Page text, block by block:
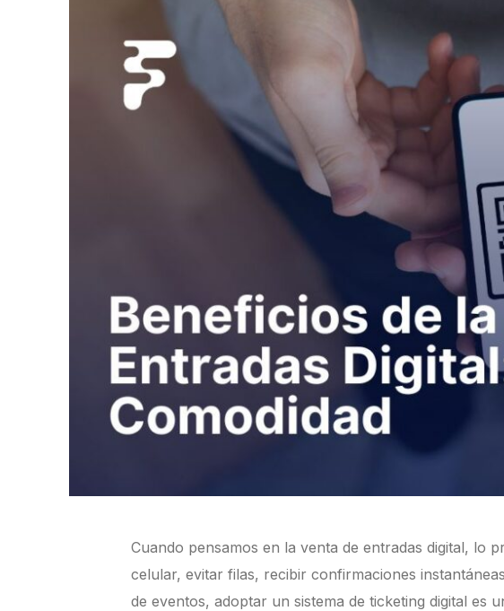
Sistema
Municipalidades y corporaciones
Museos
Parque de trampolines
Parques de diversiones
Piscinas y balnearios
Parques inflables
Productores de eventos
Zoológicos / Actividades con
Cuando pensamos en la venta de entradas digital, lo
celular, evitar filas, recibir confirmaciones
de eventos, adoptar un sistema de ticketing digital es